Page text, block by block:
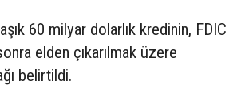
60 milyar dolarlık kredinin, FDIC
elden çıkarılmak üzere
belirtildi.